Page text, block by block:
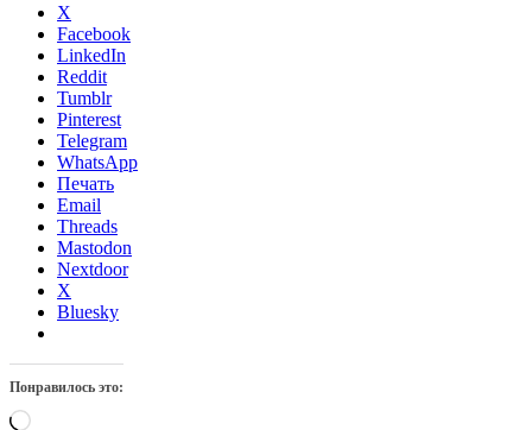
X
Facebook
LinkedIn
Reddit
Tumblr
Pinterest
Telegram
WhatsApp
Печать
Email
Threads
Mastodon
Nextdoor
X
Bluesky
Понравилось это:
Загрузка…